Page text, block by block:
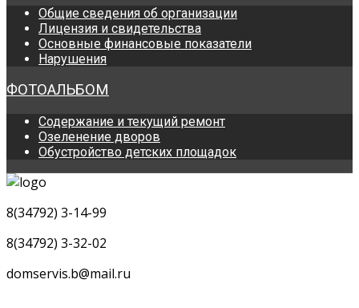
Общие сведения об организации
Лицензия и свидетельства
Основные финансовые показатели
Нарушения
ФОТОАЛЬБОМ
Содержание и текущий ремонт
Озеленение дворов
Обустройство детских площадок
8(34792) 3-14-99
8(34792) 3-32-02
domservis.b@mail.ru